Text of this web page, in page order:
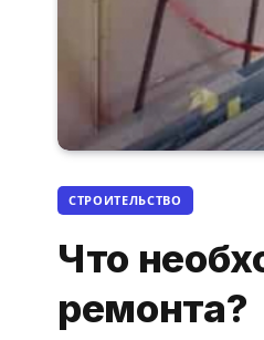
СТРОИТЕЛЬСТВО
Что
ремонта?